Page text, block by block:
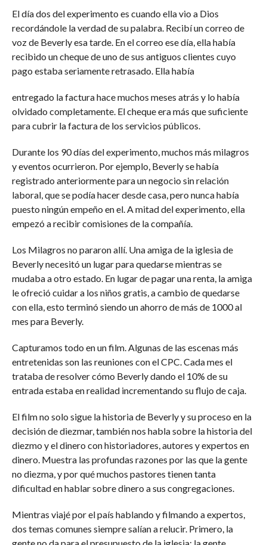
El día dos del experimento es cuando ella vio a Dios
recordándole la verdad de su palabra. Recibí un correo de
voz de Beverly esa tarde. En el correo ese día, ella había
recibido un cheque de uno de sus antiguos clientes cuyo
pago estaba seriamente retrasado. Ella había
entregado la factura hace muchos meses atrás y lo había
olvidado completamente. El cheque era más que suficiente
para cubrir la factura de los servicios públicos.
Durante los 90 días del experimento, muchos más milagros
y eventos ocurrieron. Por ejemplo, Beverly se había
registrado anteriormente para un negocio sin relación
laboral, que se podía hacer desde casa, pero nunca había
puesto ningún empeño en el. A mitad del experimento, ella
empezó a recibir comisiones de la compañía.
Los Milagros no pararon allí. Una amiga de la iglesia de
Beverly necesitó un lugar para quedarse mientras se
mudaba a otro estado. En lugar de pagar una renta, la amiga
le ofreció cuidar a los niños gratis, a cambio de quedarse
con ella, esto terminó siendo un ahorro de más de 1000 al
mes para Beverly.
Capturamos todo en un film. Algunas de las escenas más
entretenidas son las reuniones con el CPC. Cada mes el
trataba de resolver cómo Beverly dando el 10% de su
entrada estaba en realidad incrementando su flujo de caja.
El film no solo sigue la historia de Beverly y su proceso en la
decisión de diezmar, también nos habla sobre la historia del
diezmo y el dinero con historiadores, autores y expertos en
dinero. Muestra las profundas razones por las que la gente
no diezma, y por qué muchos pastores tienen tanta
dificultad en hablar sobre dinero a sus congregaciones.
Mientras viajé por el país hablando y filmando a expertos,
dos temas comunes siempre salían a relucir. Primero, la